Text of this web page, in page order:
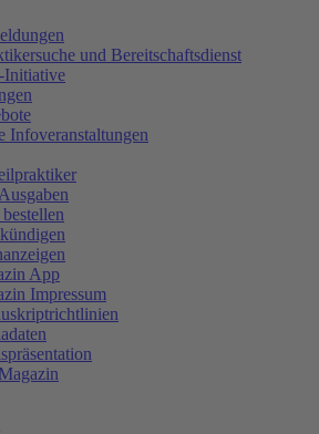
und Bereitschaftsdienst
Initiative
Infoveranstaltungen
App
Impressum